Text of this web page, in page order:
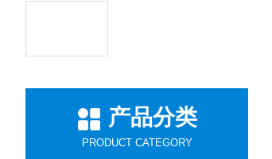
产品分类
PRODUCT CATEGORY